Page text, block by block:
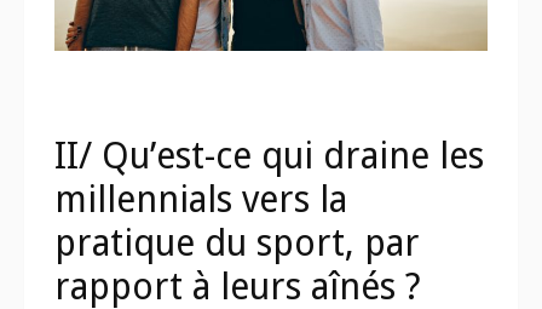
II/ Qu’est-ce qui draine les
millennials vers la
pratique du sport, par
rapport à leurs aînés ?